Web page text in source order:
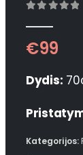
€99
Dydis:
Kategorijos: